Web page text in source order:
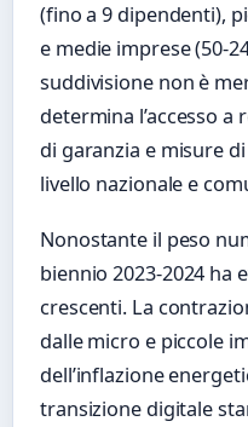
(fino a 9 dipendenti),
e medie imprese (50-
suddivisione non è
determina l’accesso
di garanzia e misure
livello nazionale e
Nonostante il peso
biennio 2023-2024
crescenti. La
dalle micro e piccole
dell’inflazione
transizione digitale